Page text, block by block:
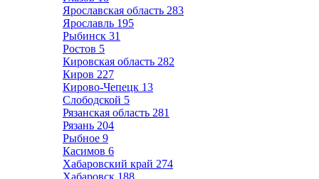
Ярославская область 283
Ярославль 195
Рыбинск 31
Ростов 5
Кировская область 282
Киров 227
Кирово-Чепецк 13
Слободской 5
Рязанская область 281
Рязань 204
Рыбное 9
Касимов 6
Хабаровский край 274
Хабаровск 188